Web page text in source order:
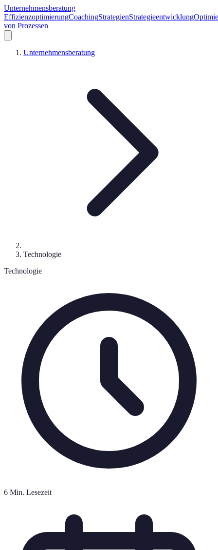
Unternehmensberatung
EffizienzoptimierungCoachingStrategienStrategieentwicklung
von Prozessen
Unternehmensberatung
Technologie
Technologie
6 Min. Lesezeit